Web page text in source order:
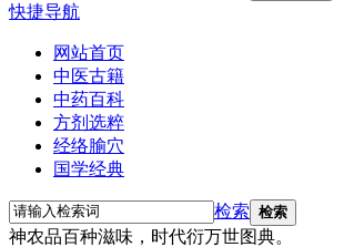
快捷导航
网站首页
中医古籍
中药百科
方剂选粹
经络腧穴
国学经典
检索 检索
神农品百种滋味，时代衍万世图典。